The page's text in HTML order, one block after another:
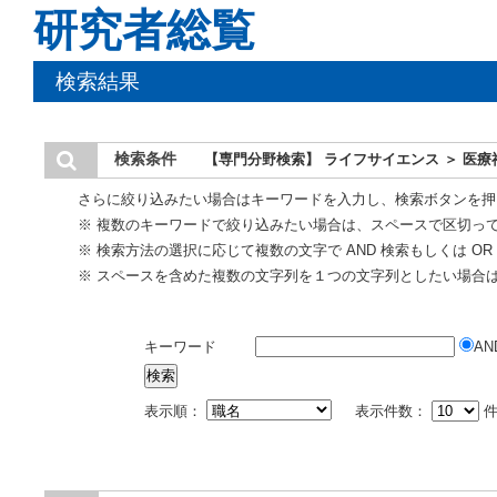
研究者総覧
検索結果
検索条件 【専門分野検索】 ライフサイエンス ＞ 医療
さらに絞り込みたい場合はキーワードを入力し、検索ボタンを
※ 複数のキーワードで絞り込みたい場合は、スペースで区切っ
※ 検索方法の選択に応じて複数の文字で AND 検索もしくは
※ スペースを含めた複数の文字列を１つの文字列としたい場合
キーワード
表示順： 表示件数：